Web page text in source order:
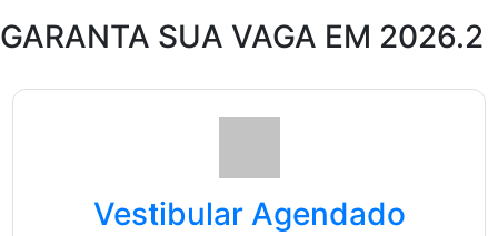
GARANTA SUA VAGA EM 2026.2
Vestibular Agendado